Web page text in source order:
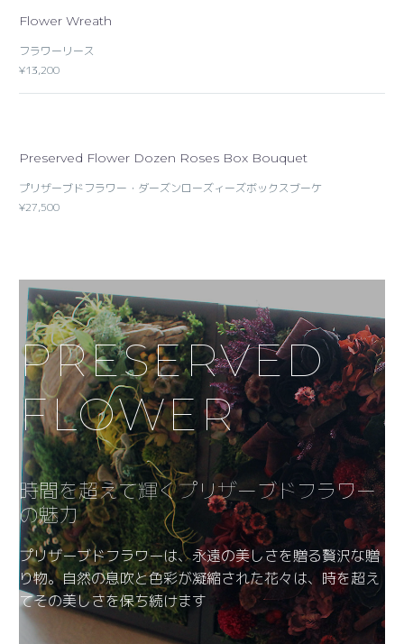
Flower Wreath
フラワーリース
¥13,200
Preserved Flower Dozen Roses Box Bouquet
プリザーブドフラワー・ダーズンローズィーズボックスブーケ
¥27,500
PRESERVED
FLOWER
時間を超えて輝くプリザーブドフラワー
の魅力
プリザーブドフラワーは、永遠の美しさを贈る贅沢な贈
り物。自然の息吹と色彩が凝縮された花々は、時を超え
てその美しさを保ち続けます